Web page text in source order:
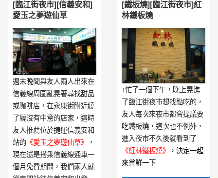
[鐵板燒][臨江街夜市]紅
林鐵板燒
↑忙了一個下午，晚上晃進
了臨江街夜市想找點吃的，
友人每次來夜市都會提議要
吃鐵板燒，這次也不例外，
進入夜市不久後就看到了
《紅林鐵板燒》
，決定一起
來嘗鮮一下
[臨江街夜市][信義安和]
愛玉之夢遊仙草
週末晚間與友人兩人出來在
信義線周圍亂晃著尋找甜品
或咖啡店，在永康街附近繞
了繞沒有中意的店家，這時
友人推薦位於捷運信義安和
站的 《愛玉之夢遊仙草》
，
現在還是搭乘信義線通車一
個月免費期間，我們兩人就